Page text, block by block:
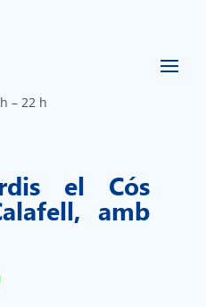
– 22 h
el Cós
amb